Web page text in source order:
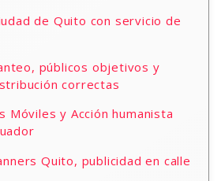
de Quito con servicio de
públicos objetivos y
correctas
Móviles y Acción humanista
Quito, publicidad en calle